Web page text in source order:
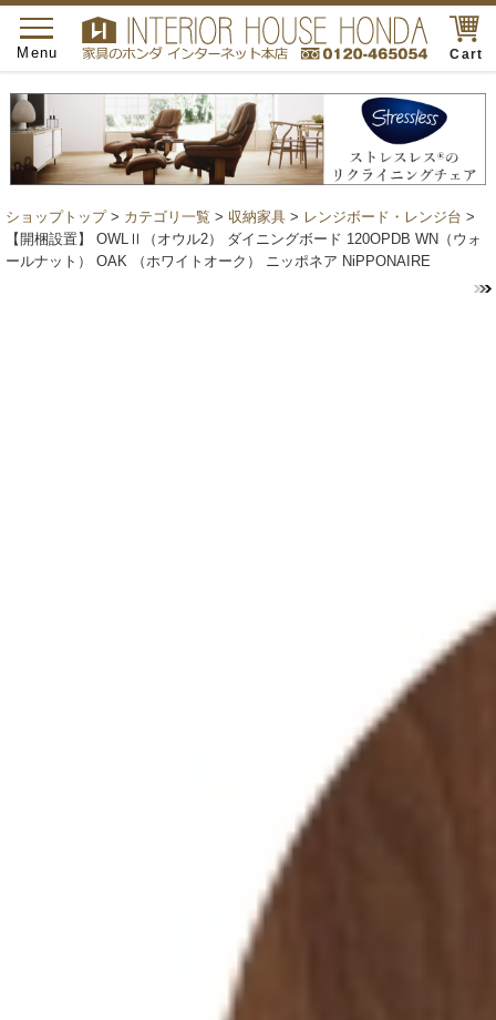
Cart
toggle
navigation
Menu
ショップトップ> カテゴリ一覧 > 収納家具 > レンジボード・レンジ台 >
【開梱設置】 OWLⅡ（オウル2） ダイニングボード 120OPDB WN（ウォ
ールナット） OAK （ホワイトオーク） ニッポネア NiPPONAIRE